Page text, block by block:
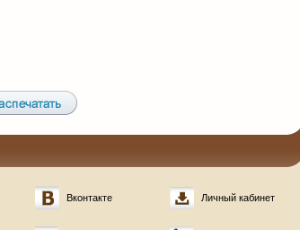
Вконтакте Личный кабинет